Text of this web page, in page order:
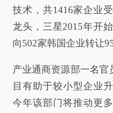
技术，共1416家企业
龙头，三星2015年开
向502家韩国企业转让
产业通商资源部一名官
目有助于较小型企业
今年该部门将推动更